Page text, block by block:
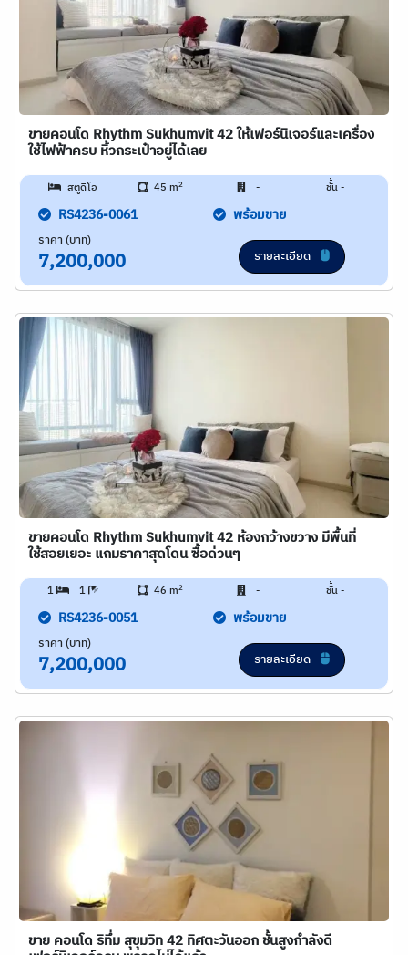
ขายคอนโด Rhythm Sukhumvit 42 ให้เฟอร์นิเจอร์และเครื่อง
ใช้ไฟฟ้าครบ หิ้วกระเป๋าอยู่ได้เลย
สตูดิโอ 45 m2 - ชั้น -
RS4236-0061 พร้อมขาย
ราคา (บาท)
7,200,000 รายละเอียด
ขายคอนโด Rhythm Sukhumvit 42 ห้องกว้างขวาง มีพื้นที่
ใช้สอยเยอะ แถมราคาสุดโดน ซื้อด่วนๆ
1 1 46 m2 - ชั้น -
RS4236-0051 พร้อมขาย
ราคา (บาท)
7,200,000 รายละเอียด
ขาย คอนโด ริทึ่ม สุขุมวิท 42 ทิศตะวันออก ชั้นสูงกำลังดี